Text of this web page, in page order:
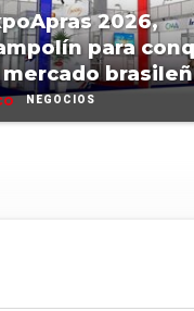
2026,
para
NEGOCIOS